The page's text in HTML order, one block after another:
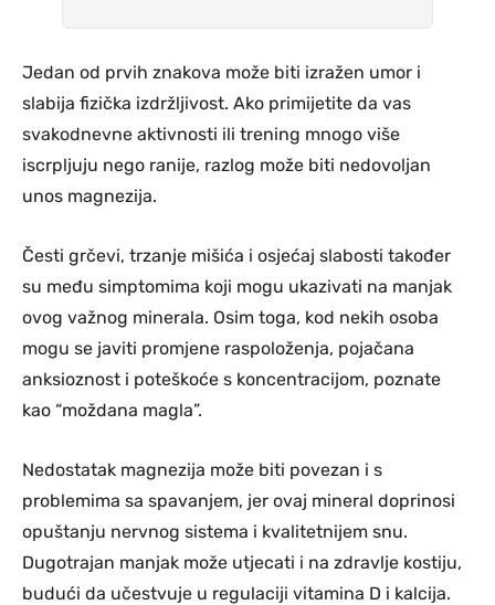
Jedan od prvih znakova može biti izražen umor i
slabija fizička izdržljivost. Ako primijetite da vas
svakodnevne aktivnosti ili trening mnogo više
iscrpljuju nego ranije, razlog može biti nedovoljan
unos magnezija.
Česti grčevi, trzanje mišića i osjećaj slabosti također
su među simptomima koji mogu ukazivati na manjak
ovog važnog minerala. Osim toga, kod nekih osoba
mogu se javiti promjene raspoloženja, pojačana
anksioznost i poteškoće s koncentracijom, poznate
kao “moždana magla”.
Nedostatak magnezija može biti povezan i s
problemima sa spavanjem, jer ovaj mineral doprinosi
opuštanju nervnog sistema i kvalitetnijem snu.
Dugotrajan manjak može utjecati i na zdravlje kostiju,
budući da učestvuje u regulaciji vitamina D i kalcija.